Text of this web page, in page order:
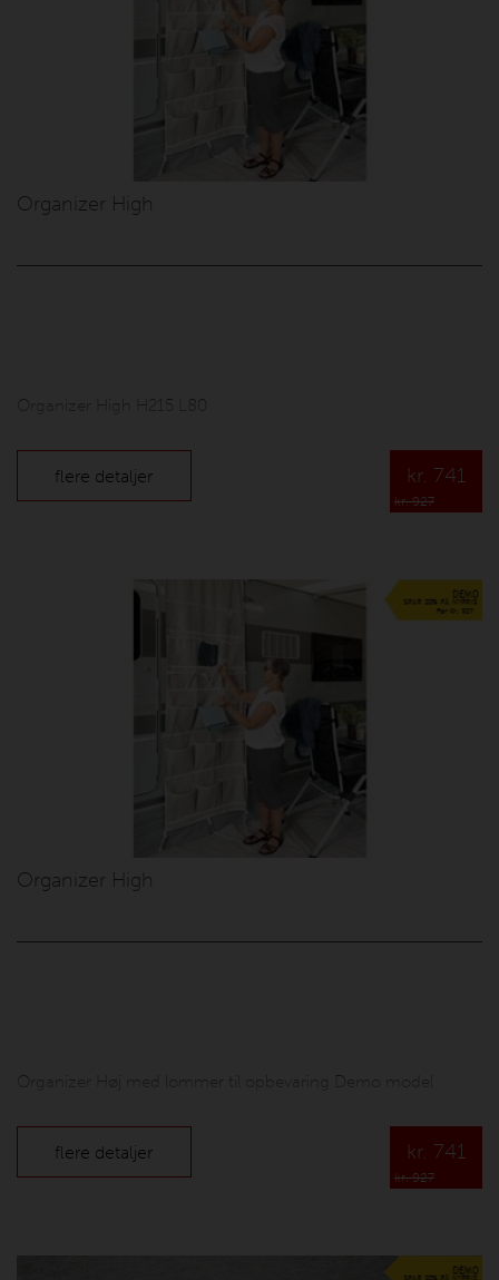
Organizer High
Organizer High H215 L80
flere detaljer kr. 741
kr. 927
Organizer High
Organizer Høj med lommer til opbevaring Demo model
flere detaljer kr. 741
kr. 927